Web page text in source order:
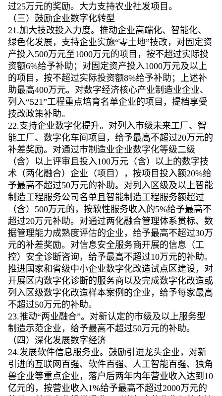
过25万元的奖励。大力支持农业社发项目。
（三）鼓励企业数字化转型
21.加大技改投入力度。推动企业高端化、智能化、
绿色化发展，支持企业实施“零土地”技改，对固定资
产投入500万元至1000万元的项目，按不超过实际投
资额6%给予补助；对固定资产投入1000万元及以上
的项目，按不超过实际投资额8%给予补助；上述补
助最高400万元。对数字经济核心产业制造业企业、
列入“521”工程重点培育名单企业的项目，提档享受
技改政策补助。
22.支持企业数字化提升。对列入市级未来工厂、智
能工厂、数字化车间项目，给予最高不超过20万元的
补差奖励。对通过市制造业企业数字化等级二级
（含）以上评审且投入100万元（含）以上的数字技
术（两化融合）企业（项目），按项目投入额20%给
予最高不超过50万元的补助。对列入区级及以上智能
制造工程服务公司名单且智能制造工程服务额超过
（含）500万元的，按软性服务收入的5%给予最高不
超过20万元补助。对通过两化融合管理体系贯标、数
据管理能力成熟度评估的企业，给予最高不超过30万
元的补差奖励。对信息安全服务商开展的信息（工
控）安全诊断咨询，给予最高不超过10万元的补助。
推进国家和省级中小企业数字化改造试点区建设，对
开展区内数字化诊断的服务商以及完成数字化改造或
列入区级数字化改造样本案例的企业，给予每家最高
不超过50万元的补助。
23.推动“两业融合”。对新认定的市级及以上服务型
制造示范企业，给予最高不超过50万元的补助。
（四）深化发展数字经济
24.发展软件信息服务业。鼓励引进龙头企业，对新
引进的互联网百强、软件百强、人工智能百强、独角
兽企业等重点企业，落户后两年内年营业收入达到10
亿元的，按营业收入1%给予最高不超过2000万元的